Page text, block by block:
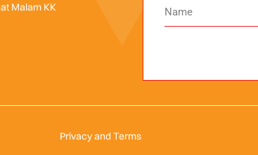
Malam KK
Privacy and Terms